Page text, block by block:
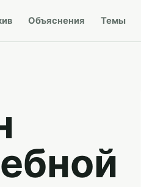
Объяснения Темы